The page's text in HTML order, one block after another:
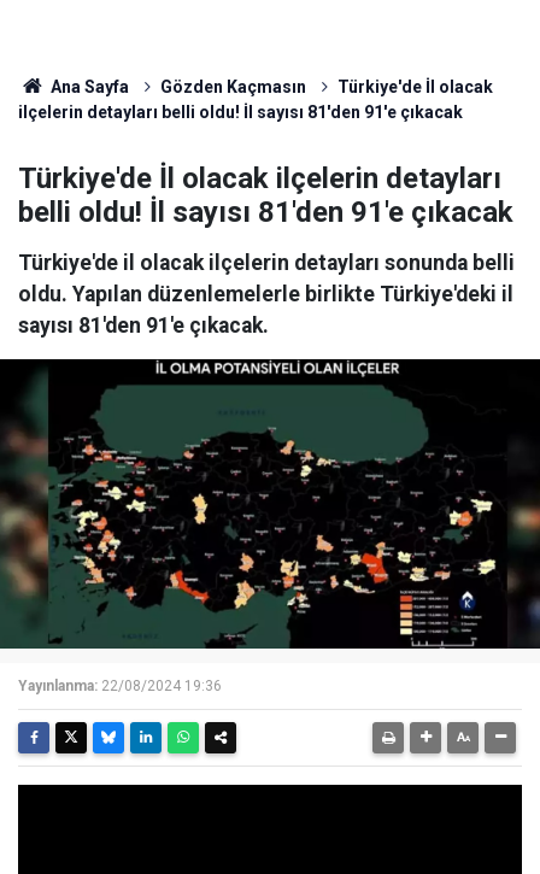
Ana Sayfa Gözden Kaçmasın
Türkiye'de İl olacak
ilçelerin detayları belli oldu! İl sayısı 81'den 91'e çıkacak
Türkiye'de İl olacak ilçelerin detayları
belli oldu! İl sayısı 81'den 91'e çıkacak
Türkiye'de il olacak ilçelerin detayları sonunda belli
oldu. Yapılan düzenlemelerle birlikte Türkiye'deki il
sayısı 81'den 91'e çıkacak.
Yayınlanma: 22/08/2024 19:36